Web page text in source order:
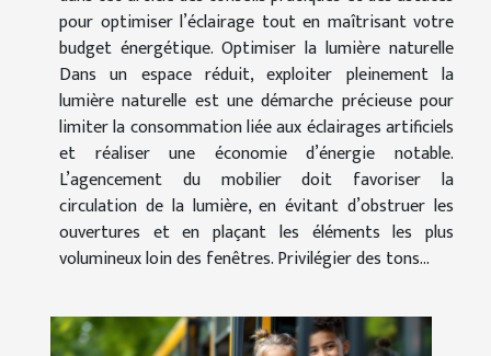
pour optimiser l’éclairage tout en maîtrisant votre
budget énergétique. Optimiser la lumière naturelle
Dans un espace réduit, exploiter pleinement la
lumière naturelle est une démarche précieuse pour
limiter la consommation liée aux éclairages artificiels
et réaliser une économie d’énergie notable.
L’agencement du mobilier doit favoriser la
circulation de la lumière, en évitant d’obstruer les
ouvertures et en plaçant les éléments les plus
volumineux loin des fenêtres. Privilégier des tons...